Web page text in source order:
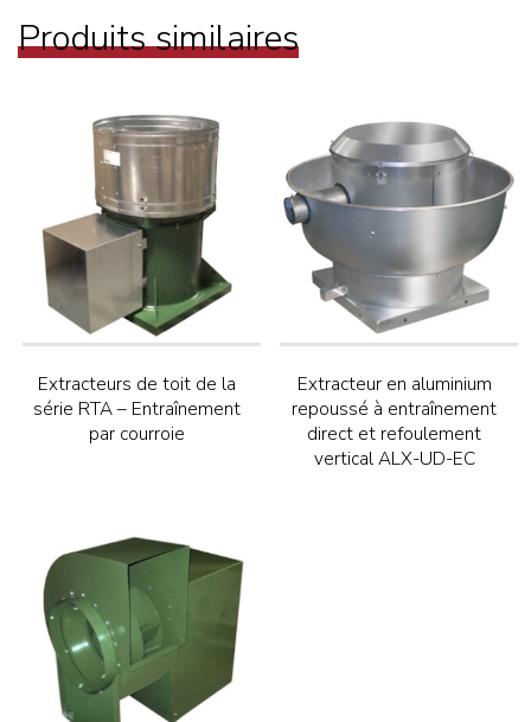
Produits similaires
Extracteurs de toit de la
série RTA – Entraînement
par courroie
Extracteur en aluminium
repoussé à entraînement
direct et refoulement
vertical ALX-UD-EC